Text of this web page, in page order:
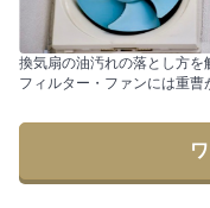
換気扇の油汚れの落とし方を
フィルター・ファンには重曹